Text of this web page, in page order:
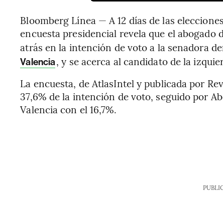
Bloomberg Línea — A 12 días de las
encuesta presidencial revela que el abogado
atrás en la intención de voto a la senadora
Valencia, y se acerca al candidato de la
La encuesta, de AtlasIntel y publicada por
37,6% de la intención de voto, seguido por
Valencia con el 16,7%.